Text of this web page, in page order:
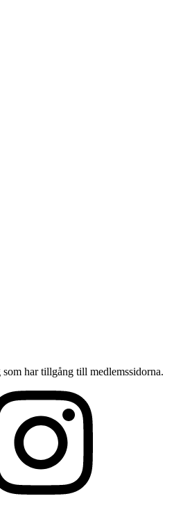
har tillgång till medlemssidorna.